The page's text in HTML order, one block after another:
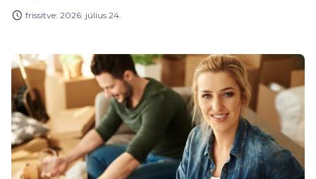
újdonsült hallgatókért. Csakhogy egy bankszámla
legalább annyi figyelmet fordítani, mint a bevezető
bónuszra.
frissítve: 2026. július 24.